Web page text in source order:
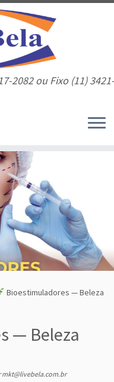
2082 ou Fixo (11) 3421-
Bioestimuladores — Beleza
— Beleza
mkt@livebela.com.br